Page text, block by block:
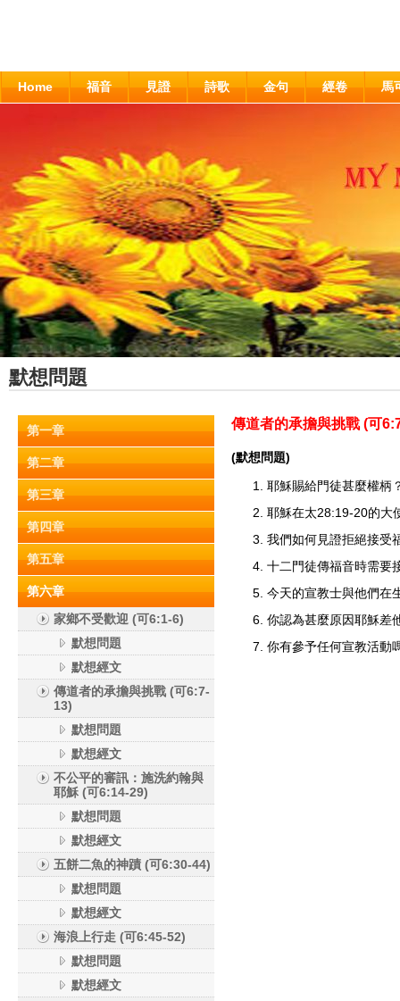
Home 福音 見證 詩歌 金句 經卷 馬
默想問題
第一章
第二章
第三章
第四章
第五章
第六章
家鄉不受歡迎 (可6:1-6)
默想問題
默想經文
傳道者的承擔與挑戰 (可6:7-
13)
默想問題
默想經文
不公平的審訊：施洗約翰與
耶穌 (可6:14-29)
默想問題
默想經文
五餅二魚的神蹟 (可6:30-44)
默想問題
默想經文
海浪上行走 (可6:45-52)
默想問題
默想經文
傳道者的承擔與挑戰 (可
(默想問題)
耶穌賜給門徒甚麼權柄
耶穌在太28:19-20的大
我們如何見證拒絕接受
十二門徒傳福音時需要
今天的宣教士與他們在
你認為甚麼原因耶穌差
你有參予任何宣教活動